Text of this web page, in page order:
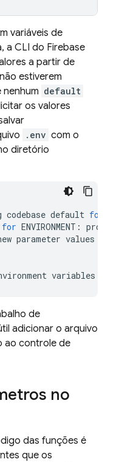
variáveis de
a CLI do Firebase
a partir de
estiverem
default
os valores
.env com o
diretório
codebase default for
for ENVIRONMENT: prod
parameter values
variables
de
adicionar o arquivo
ao controle de
no
das funções é
que os